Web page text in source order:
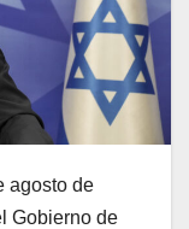
agosto de
Gobierno de